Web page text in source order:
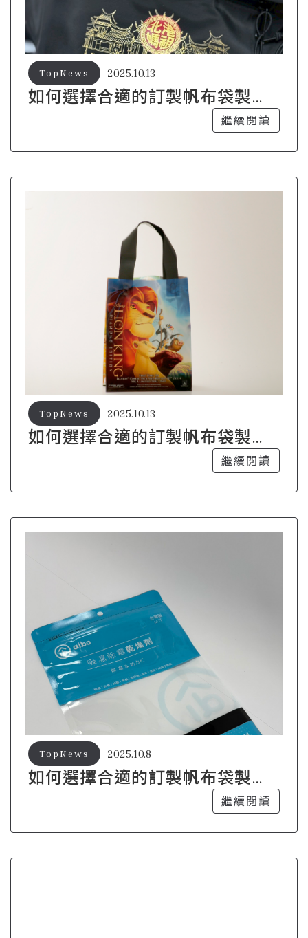
如何選擇合適的訂製帆布袋製作
2025.10.13
TopNews
繼續閱讀
如何選擇合適的訂製帆布袋製作
2025.10.13
TopNews
繼續閱讀
如何選擇合適的訂製帆布袋製作
2025.10.8
TopNews
繼續閱讀